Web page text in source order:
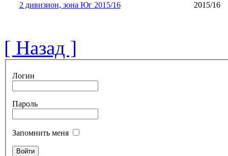
2 дивизион, зона Юг 2015/16
2015/16
[ Назад ]
Логин
Пароль
Запомнить меня